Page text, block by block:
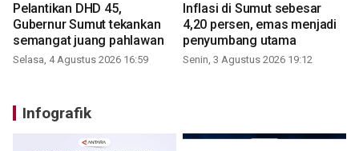
Pelantikan DHD 45,
Gubernur Sumut tekankan
semangat juang pahlawan
Selasa, 4 Agustus 2026 16:59
Inflasi di Sumut sebesar
4,20 persen, emas menjadi
penyumbang utama
Senin, 3 Agustus 2026 19:12
Infografik